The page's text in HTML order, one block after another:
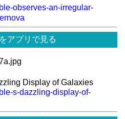
observes-an-irregular-
アプリで見る
Display of Galaxies
s-dazzling-display-of-